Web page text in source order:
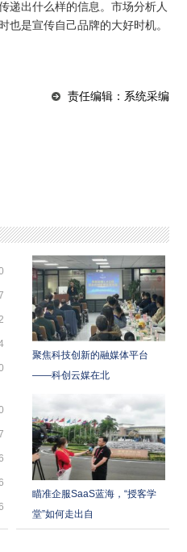
出什么样的信息。市场分析人
是宣传自己品牌的大好时机。
责任编辑：系统采编
聚焦科技创新的融媒体平台
——科创云媒在北
瞄准企服SaaS蓝海，“授客学
堂”如何走出自